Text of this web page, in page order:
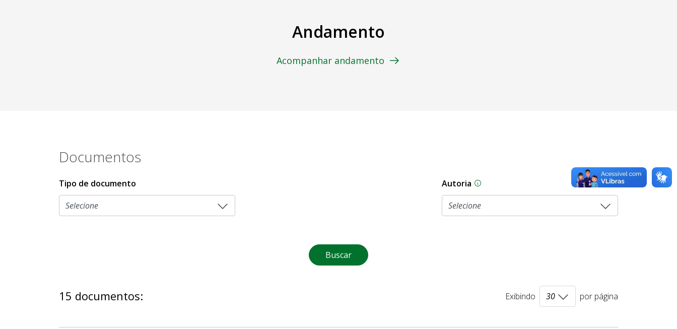
Andamento
Acompanhar andamento
Documentos
Tipo de documento Autoria As proposições legislativas na CLDF podem ser
Buscar
15 documentos: Exibindo por página